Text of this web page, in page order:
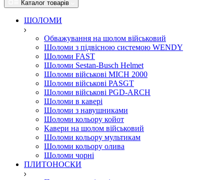
Каталог товарів
ШОЛОМИ
Обважування на шолом військовий
Шоломи з підвісною системою WENDY
Шоломи FAST
Шоломи Sestan-Busch Helmet
Шоломи військові MICH 2000
Шоломи військові PASGT
Шоломи військові PGD-ARCH
Шоломи в кавері
Шоломи з навушниками
Шоломи кольору койот
Кавери на шолом військовий
Шоломи кольору мультикам
Шоломи кольору олива
Шоломи чорні
ПЛИТОНОСКИ